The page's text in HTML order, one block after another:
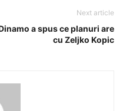
Next article
a spus ce planuri are
cu Zeljko Kopic